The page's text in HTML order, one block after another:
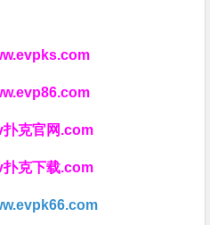
扑克官网.com
扑克下载.com